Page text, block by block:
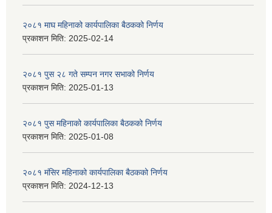
२०८१ माघ महिनाको कार्यपालिका बैठकको निर्णय
प्रकाशन मिति: 2025-02-14
२०८१ पुस २८ गते सम्प‍न नगर सभाको निर्णय
प्रकाशन मिति: 2025-01-13
२०८१ पुस महिनाको कार्यपालिका बैठकको निर्णय
प्रकाशन मिति: 2025-01-08
२०८१ मंसिर महिनाको कार्यपालिका बैठकको निर्णय
प्रकाशन मिति: 2024-12-13